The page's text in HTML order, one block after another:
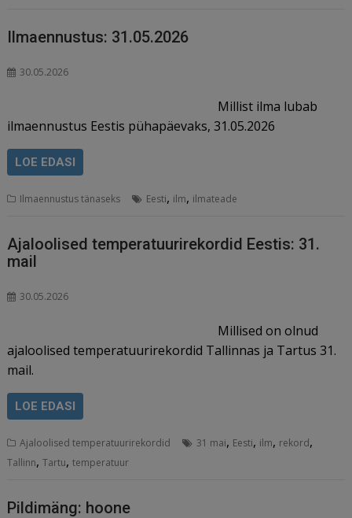
Ilmaennustus: 31.05.2026
30.05.2026
Millist ilma lubab
ilmaennustus Eestis pühapäevaks, 31.05.2026
LOE EDASI
Ilmaennustus tänaseks Eesti, ilm, ilmateade
Ajaloolised temperatuurirekordid Eestis: 31.
mail
30.05.2026
Millised on olnud
ajaloolised temperatuurirekordid Tallinnas ja Tartus 31.
mail.
LOE EDASI
Ajaloolised temperatuurirekordid 31 mai, Eesti, ilm, rekord,
Tallinn,Tartu,temperatuur
Pildimäng: hoone